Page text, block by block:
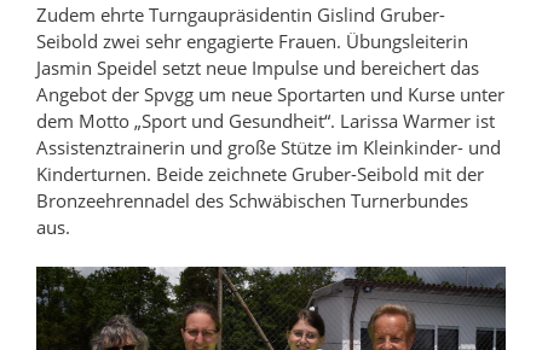
Zudem ehrte Turngaupräsidentin Gislind Gruber-
Seibold zwei sehr engagierte Frauen. Übungsleiterin
Jasmin Speidel setzt neue Impulse und bereichert das
Angebot der Spvgg um neue Sportarten und Kurse unter
dem Motto „Sport und Gesundheit“. Larissa Warmer ist
Assistenztrainerin und große Stütze im Kleinkinder- und
Kinderturnen. Beide zeichnete Gruber-Seibold mit der
Bronzeehrennadel des Schwäbischen Turnerbundes
aus.